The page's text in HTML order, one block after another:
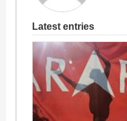
Latest entries